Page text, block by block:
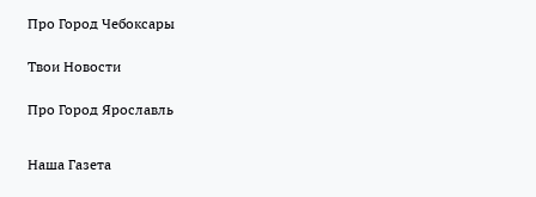
Про Город Чебоксары
Твои Новости
Про Город Ярославль
Наша Газета